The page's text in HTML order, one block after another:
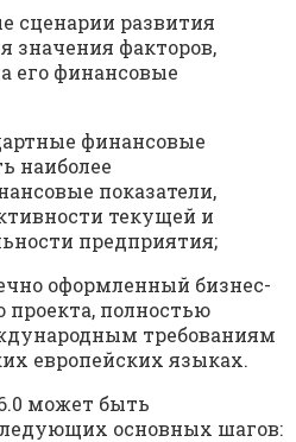
сценарии развития
значения факторов,
его финансовые
финансовые
наиболее
показатели,
текущей и
предприятия;
оформленный бизнес-
проекта, полностью
требованиям
европейских языках.
может быть
основных шагов: